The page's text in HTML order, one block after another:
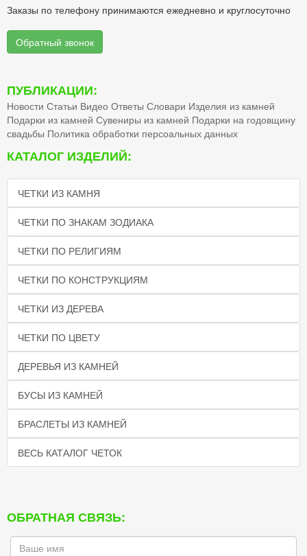
Заказы по телефону принимаются ежедневно и круглосуточно
Обратный звонок
ПУБЛИКАЦИИ:
Новости Статьи Видео Ответы Словари Изделия из камней
Подарки из камней Сувениры из камней Подарки на годовщину
свадьбы Политика обработки персоальных данных
КАТАЛОГ ИЗДЕЛИЙ:
ЧЕТКИ ИЗ КАМНЯ
ЧЕТКИ ПО ЗНАКАМ ЗОДИАКА
ЧЕТКИ ПО РЕЛИГИЯМ
ЧЕТКИ ПО КОНСТРУКЦИЯМ
ЧЕТКИ ИЗ ДЕРЕВА
ЧЕТКИ ПО ЦВЕТУ
ДЕРЕВЬЯ ИЗ КАМНЕЙ
БУСЫ ИЗ КАМНЕЙ
БРАСЛЕТЫ ИЗ КАМНЕЙ
ВЕСЬ КАТАЛОГ ЧЕТОК
ОБРАТНАЯ СВЯЗЬ: